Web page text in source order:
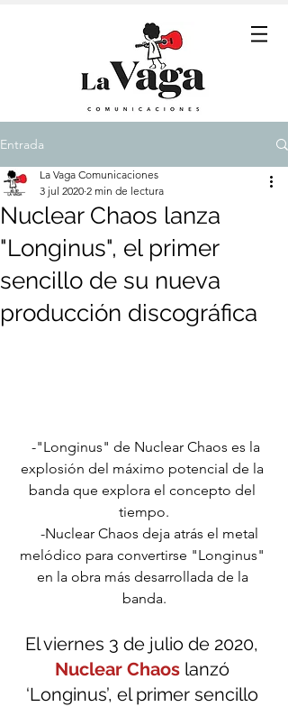
Entrada
Nuclear Chaos lanza
"Longinus", el primer
sencillo de su nueva
producción discográfica
La Vaga Comunicaciones
3 jul 2020 2 min de lectura
-"Longinus" de Nuclear Chaos es la
explosión del máximo potencial de la
banda que explora el concepto del
tiempo.
-Nuclear Chaos deja atrás el metal
melódico para convertirse "Longinus"
en la obra más desarrollada de la
banda.
El viernes 3 de julio de 2020,
Nuclear Chaos lanzó
‘Longinus’, el primer sencillo